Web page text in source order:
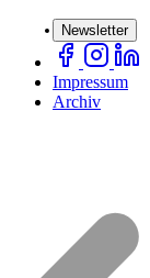
Newsletter
Impressum
Archiv